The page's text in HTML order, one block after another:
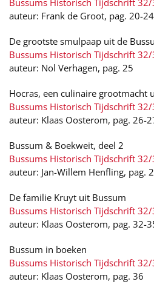
Bussums Historisch Tijdschrift
auteur: Frank de Groot, pag. 20-24
De grootste smulpaap uit de
Bussums Historisch Tijdschrift
auteur: Nol Verhagen, pag. 25
Hocras, een culinaire grootmacht
Bussums Historisch Tijdschrift
auteur: Klaas Oosterom, pag. 26-
Bussum & Boekweit, deel 2
Bussums Historisch Tijdschrift 32/
auteur: Jan-Willem Henfling, pag.
De familie Kruyt uit Bussum
Bussums Historisch Tijdschrift
auteur: Klaas Oosterom, pag. 32-
Bussum in boeken
Bussums Historisch Tijdschrift
auteur: Klaas Oosterom, pag. 36